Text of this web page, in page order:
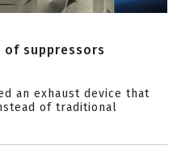
of suppressors
an exhaust device that
of traditional